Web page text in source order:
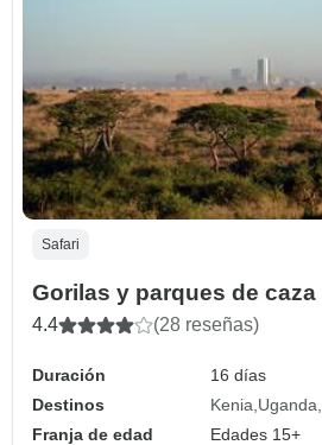
Safari
Gorilas y parques de caza
4.4 (28 reseñas)
Duración
16 días
Destinos
Kenia Uganda
Franja de edad
Edades 15+